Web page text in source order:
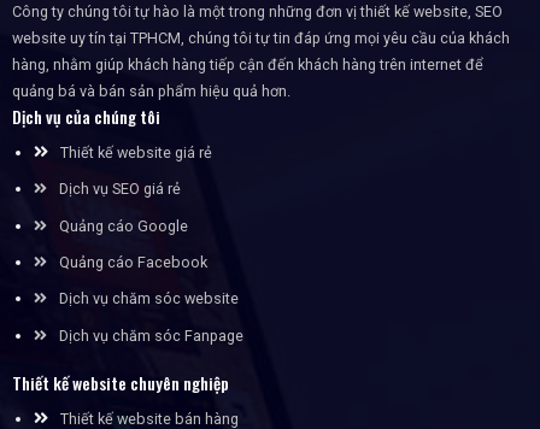
Công ty chúng tôi tự hào là một trong những đơn vị thiết kế website, SEO
website uy tín tại TPHCM, chúng tôi tự tin đáp ứng mọi yêu cầu của khách
hàng, nhằm giúp khách hàng tiếp cận đến khách hàng trên internet để
quảng bá và bán sản phẩm hiệu quả hơn.
Dịch vụ của chúng tôi
Thiết kế website giá rẻ
Dịch vụ SEO giá rẻ
Quảng cáo Google
Quảng cáo Facebook
Dịch vụ chăm sóc website
Dịch vụ chăm sóc Fanpage
Thiết kế website chuyên nghiệp
Thiết kế website bán hàng